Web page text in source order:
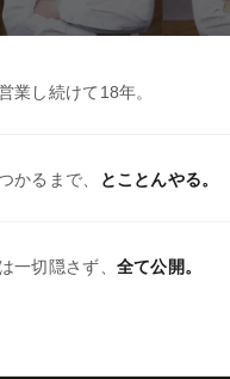
業し続けて18年。
かるまで、 とことんやる。
一切隠さず、 全て公開。